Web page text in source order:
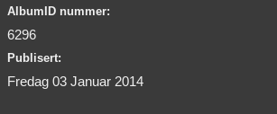
AlbumID nummer:
6296
Publisert:
Fredag 03 Januar 2014